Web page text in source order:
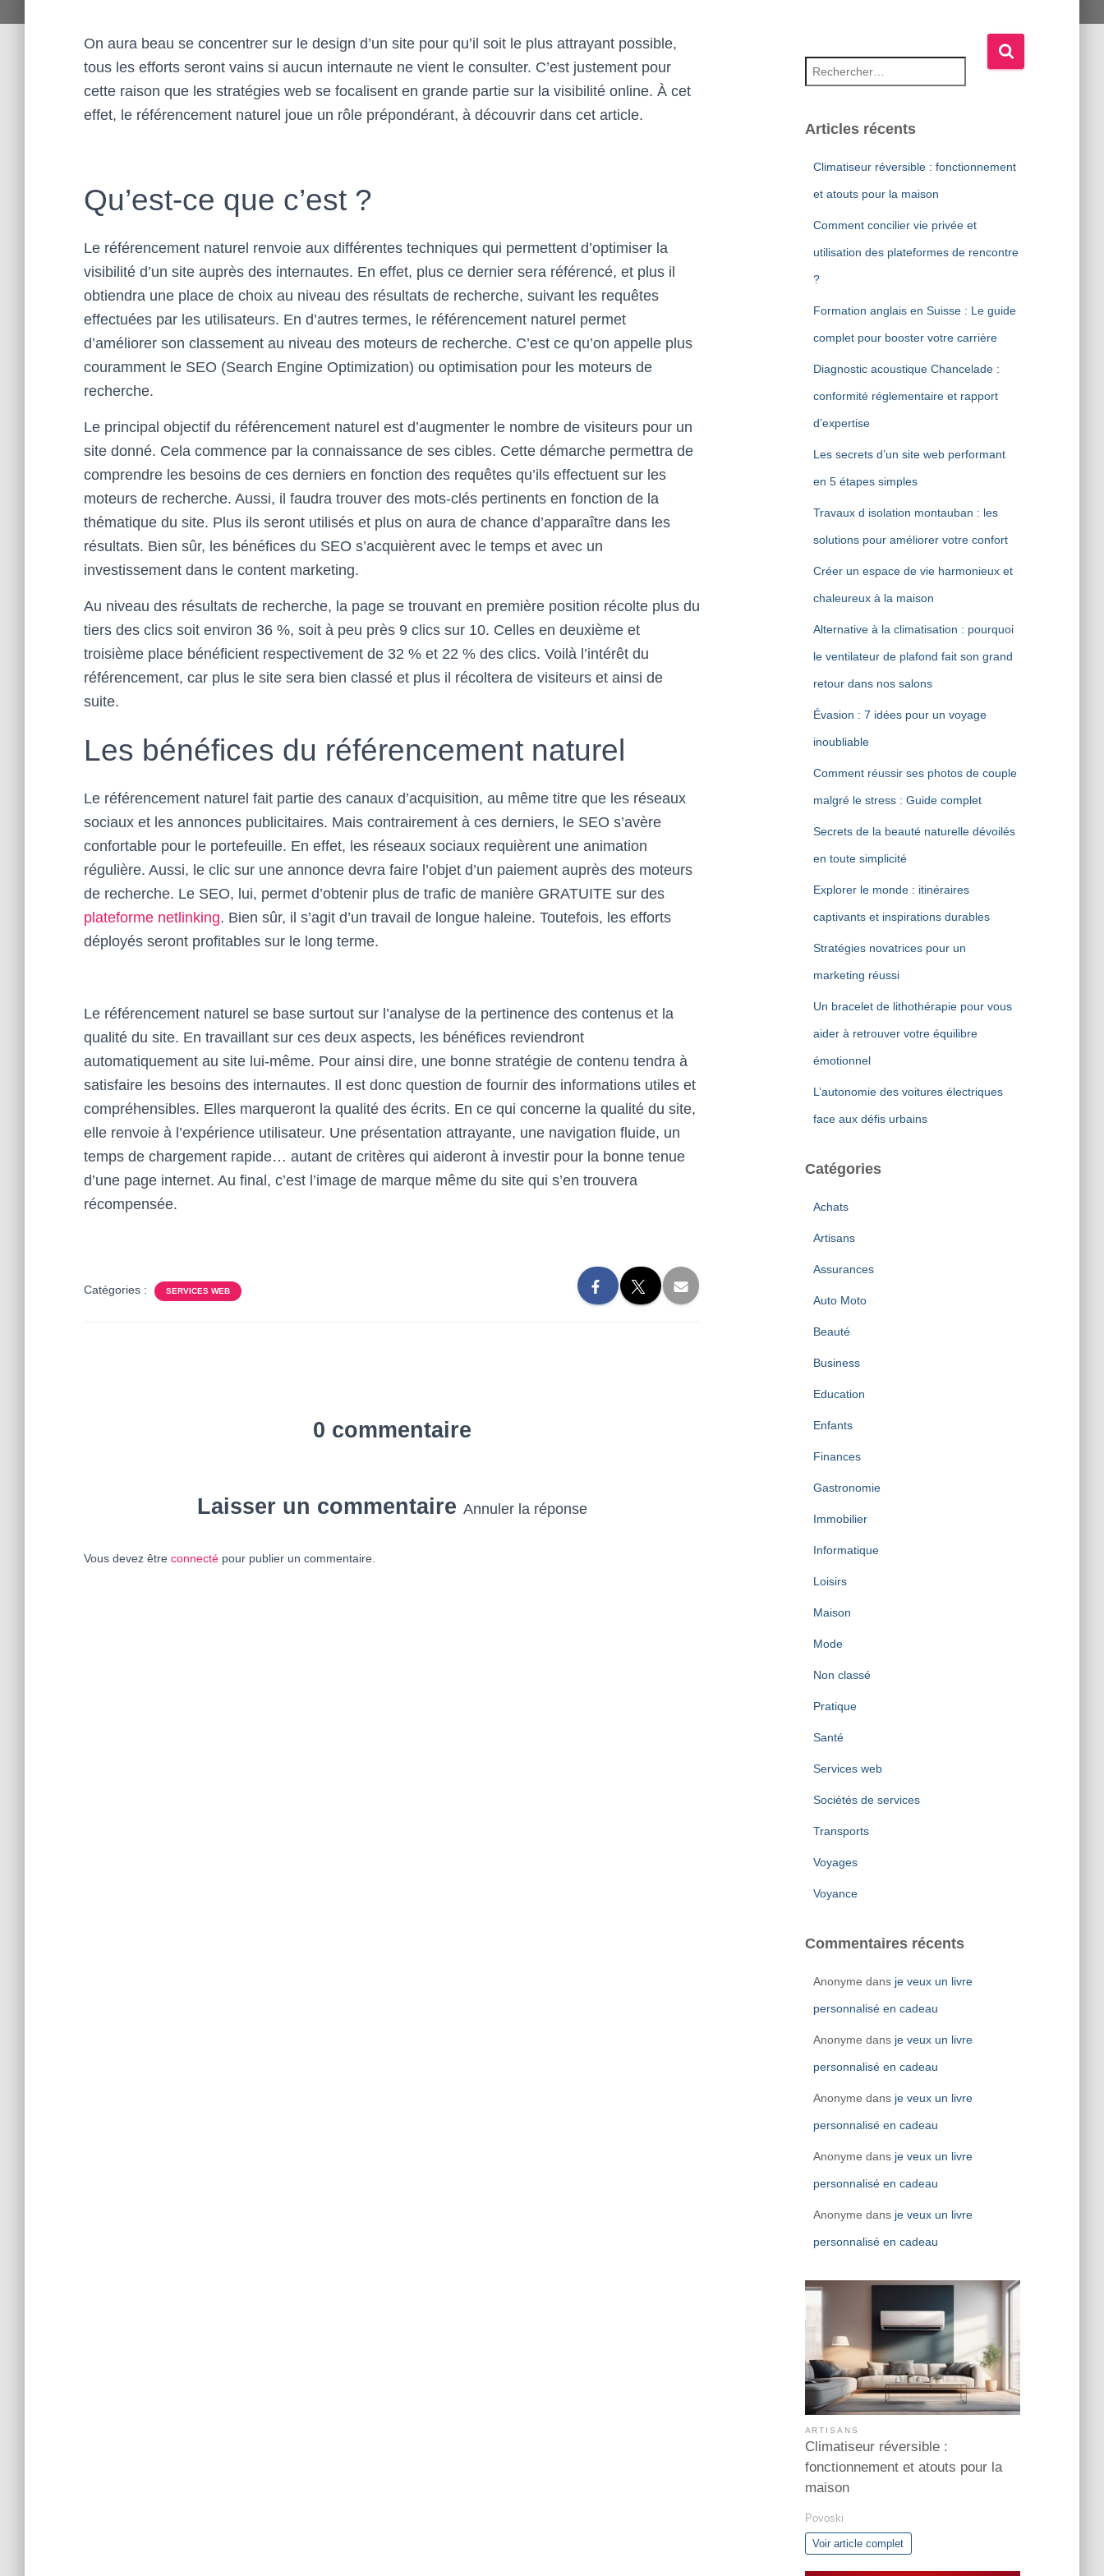
On aura beau se concentrer sur le design d’un site pour qu’il soit le plus attrayant possible,
tous les efforts seront vains si aucun internaute ne vient le consulter. C’est justement pour
cette raison que les stratégies web se focalisent en grande partie sur la visibilité online. À cet
effet, le référencement naturel joue un rôle prépondérant, à découvrir dans cet article.
Qu’est-ce que c’est ?
Le référencement naturel renvoie aux différentes techniques qui permettent d’optimiser la
visibilité d’un site auprès des internautes. En effet, plus ce dernier sera référencé, et plus il
obtiendra une place de choix au niveau des résultats de recherche, suivant les requêtes
effectuées par les utilisateurs. En d’autres termes, le référencement naturel permet
d’améliorer son classement au niveau des moteurs de recherche. C’est ce qu’on appelle plus
couramment le SEO (Search Engine Optimization) ou optimisation pour les moteurs de
recherche.
Le principal objectif du référencement naturel est d’augmenter le nombre de visiteurs pour un
site donné. Cela commence par la connaissance de ses cibles. Cette démarche permettra de
comprendre les besoins de ces derniers en fonction des requêtes qu’ils effectuent sur les
moteurs de recherche. Aussi, il faudra trouver des mots-clés pertinents en fonction de la
thématique du site. Plus ils seront utilisés et plus on aura de chance d’apparaître dans les
résultats. Bien sûr, les bénéfices du SEO s’acquièrent avec le temps et avec un
investissement dans le content marketing.
Au niveau des résultats de recherche, la page se trouvant en première position récolte plus du
tiers des clics soit environ 36 %, soit à peu près 9 clics sur 10. Celles en deuxième et
troisième place bénéficient respectivement de 32 % et 22 % des clics. Voilà l’intérêt du
référencement, car plus le site sera bien classé et plus il récoltera de visiteurs et ainsi de
suite.
Les bénéfices du référencement naturel
Le référencement naturel fait partie des canaux d’acquisition, au même titre que les réseaux
sociaux et les annonces publicitaires. Mais contrairement à ces derniers, le SEO s’avère
confortable pour le portefeuille. En effet, les réseaux sociaux requièrent une animation
régulière. Aussi, le clic sur une annonce devra faire l’objet d’un paiement auprès des moteurs
de recherche. Le SEO, lui, permet d’obtenir plus de trafic de manière GRATUITE sur des
plateforme netlinking. Bien sûr, il s’agit d’un travail de longue haleine. Toutefois, les efforts
déployés seront profitables sur le long terme.
Le référencement naturel se base surtout sur l’analyse de la pertinence des contenus et la
qualité du site. En travaillant sur ces deux aspects, les bénéfices reviendront
automatiquement au site lui-même. Pour ainsi dire, une bonne stratégie de contenu tendra à
satisfaire les besoins des internautes. Il est donc question de fournir des informations utiles et
compréhensibles. Elles marqueront la qualité des écrits. En ce qui concerne la qualité du site,
elle renvoie à l’expérience utilisateur. Une présentation attrayante, une navigation fluide, un
temps de chargement rapide… autant de critères qui aideront à investir pour la bonne tenue
d’une page internet. Au final, c’est l’image de marque même du site qui s’en trouvera
récompensée.
Catégories : SERVICES WEB
0 commentaire
Laisser un commentaire Annuler la réponse
Vous devez être connecté pour publier un commentaire.
Articles récents
Climatiseur réversible : fonctionnement
et atouts pour la maison
Comment concilier vie privée et
utilisation des plateformes de rencontre
?
Formation anglais en Suisse : Le guide
complet pour booster votre carrière
Diagnostic acoustique Chancelade :
conformité réglementaire et rapport
d’expertise
Les secrets d’un site web performant
en 5 étapes simples
Travaux d isolation montauban : les
solutions pour améliorer votre confort
Créer un espace de vie harmonieux et
chaleureux à la maison
Alternative à la climatisation : pourquoi
le ventilateur de plafond fait son grand
retour dans nos salons
Évasion : 7 idées pour un voyage
inoubliable
Comment réussir ses photos de couple
malgré le stress : Guide complet
Secrets de la beauté naturelle dévoilés
en toute simplicité
Explorer le monde : itinéraires
captivants et inspirations durables
Stratégies novatrices pour un
marketing réussi
Un bracelet de lithothérapie pour vous
aider à retrouver votre équilibre
émotionnel
L’autonomie des voitures électriques
face aux défis urbains
Catégories
Achats
Artisans
Assurances
Auto Moto
Beauté
Business
Education
Enfants
Finances
Gastronomie
Immobilier
Informatique
Loisirs
Maison
Mode
Non classé
Pratique
Santé
Services web
Sociétés de services
Transports
Voyages
Voyance
Commentaires récents
Anonyme dans je veux un livre
personnalisé en cadeau
Anonyme dans je veux un livre
personnalisé en cadeau
Anonyme dans je veux un livre
personnalisé en cadeau
Anonyme dans je veux un livre
personnalisé en cadeau
Anonyme dans je veux un livre
personnalisé en cadeau
ARTISANS
Climatiseur réversible :
fonctionnement et atouts pour la
maison
Povoski
Voir article complet